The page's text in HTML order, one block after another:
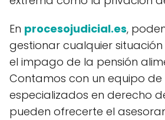
En procesojudicial.es,
gestionar cualquier
el impago de la pensión
Contamos con un equipo
especializados en derecho
pueden ofrecerte el